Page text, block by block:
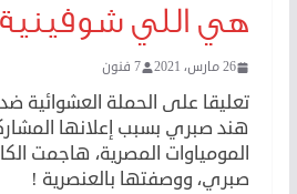
هي اللي شوفينية
26 مارس، 2021 7 فنون
تعليقا على الحملة العشوائية ضد
هند صبري بسبب إعلانها
المومياوات المصرية، هاجمت
صبري، ووصفتها بالعنصرية !